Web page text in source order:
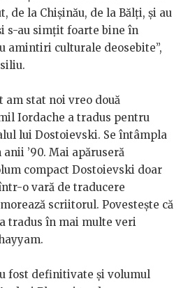
de la Chișinău, de la Bălți, și au
s-au simțit foarte bine în
amintiri culturale deosebite”,
am stat noi vreo două
Iordache a tradus pentru
lui Dostoievski. Se întâmpla
’90. Mai apăruseră
compact Dostoievski doar
o vară de traducere
scriitorul. Povestește că
tradus în mai multe veri
fost definitivate și volumul